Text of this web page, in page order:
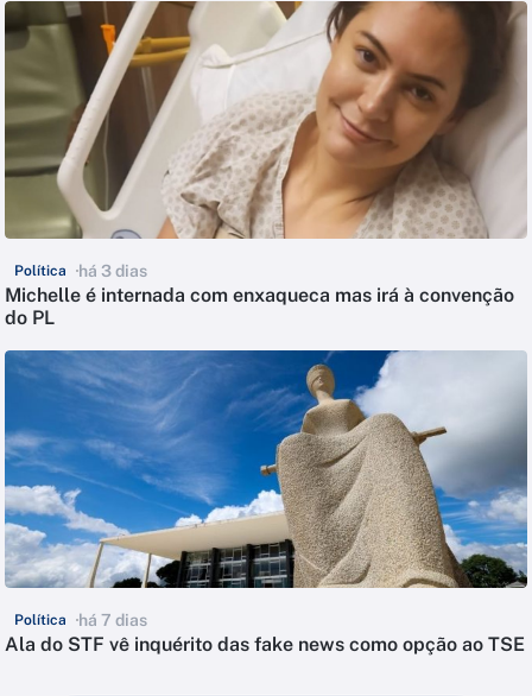
Política há 3 dias
Michelle é internada com enxaqueca mas irá à convenção
do PL
Política há 7 dias
Ala do STF vê inquérito das fake news como opção ao TSE